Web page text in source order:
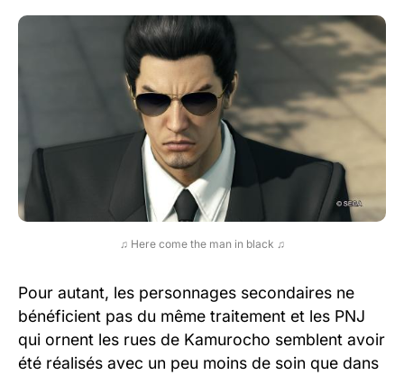
♫ Here come the man in black ♫
Pour autant, les personnages secondaires ne
bénéficient pas du même traitement et les PNJ
qui ornent les rues de Kamurocho semblent avoir
été réalisés avec un peu moins de soin que dans